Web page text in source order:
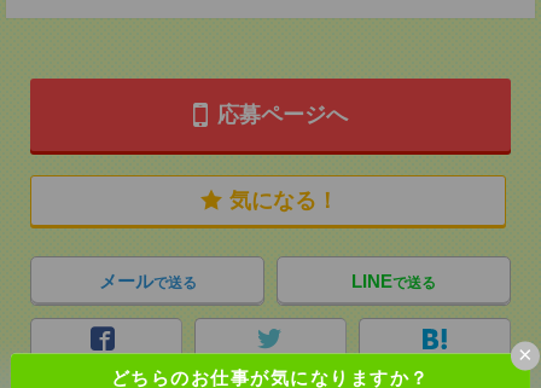
どちらのお仕事が気になりますか？
×
応募ページへ
気になる！
メールで送る LINEで送る